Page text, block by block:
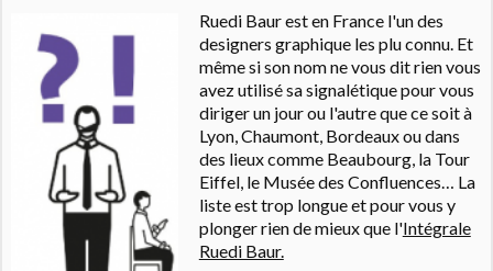
Ruedi Baur est en France l'un des
designers graphique les plu connu. Et
même si son nom ne vous dit rien vous
avez utilisé sa signalétique pour vous
diriger un jour ou l'autre que ce soit à
Lyon, Chaumont, Bordeaux ou dans
des lieux comme Beaubourg, la Tour
Eiffel, le Musée des Confluences… La
liste est trop longue et pour vous y
plonger rien de mieux que l'Intégrale
Ruedi Baur.